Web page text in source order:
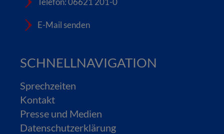
E-Mail senden
SCHNELLNAVIGATION
Sprechzeiten
Kontakt
Presse und Medien
Datenschutzerklärung